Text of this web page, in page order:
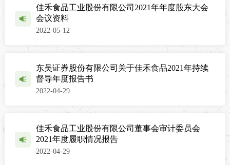
佳禾食品工业股份有限公司2021年年度股东大会
会议资料
2022-05-12
东吴证券股份有限公司关于佳禾食品2021年持续
督导年度报告书
2022-04-29
佳禾食品工业股份有限公司董事会审计委员会
2021年度履职情况报告
2022-04-29